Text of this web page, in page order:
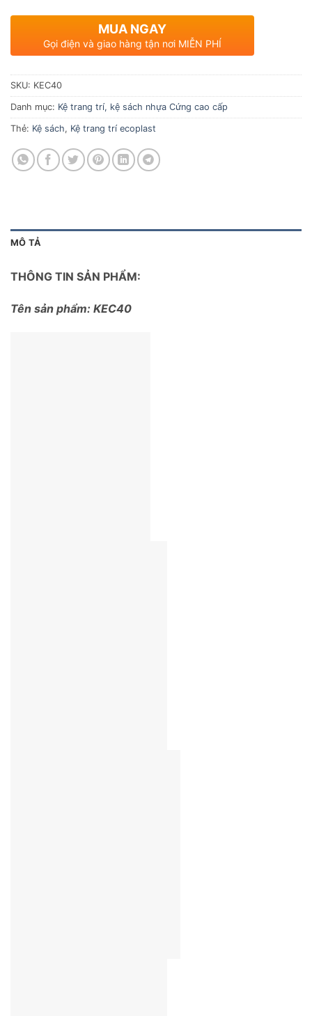
MUA NGAY
Gọi điện và giao hàng tận nơi MIỄN PHÍ
SKU: KEC40
Danh mục: Kệ trang trí, kệ sách nhựa Cứng cao cấp
Thẻ: Kệ sách, Kệ trang trí ecoplast
MÔ TẢ
THÔNG TIN SẢN PHẨM:
Tên sản phẩm: KEC40